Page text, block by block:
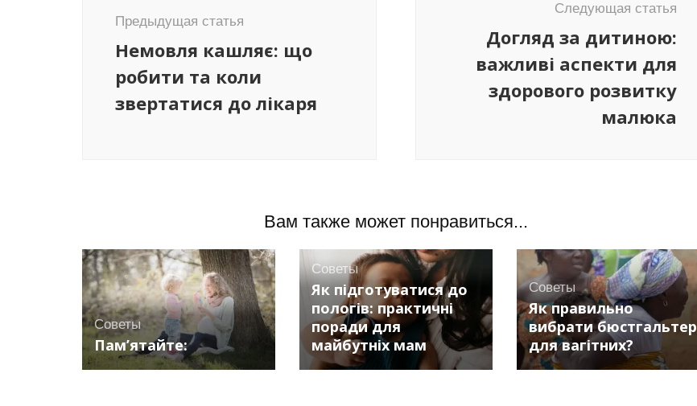
записям
Предыдущая статья
Немовля кашляє: що
робити та коли
звертатися до лікаря
Следующая статья
Догляд за дитиною:
важливі аспекти для
здорового розвитку
малюка
Вам также может понравиться...
Советы
Пам’ятайте:
Советы
Як підготуватися до
пологів: практичні
поради для
майбутніх мам
Советы
Як правильно
вибрати бюстгальтер
для вагітних?